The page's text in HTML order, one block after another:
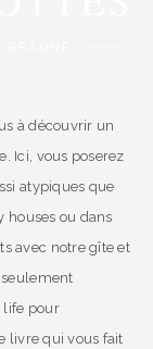
à découvrir un
Ici, vous poserez
atypiques que
houses ou dans
avec notre gîte et
life pour
livre qui vous fait